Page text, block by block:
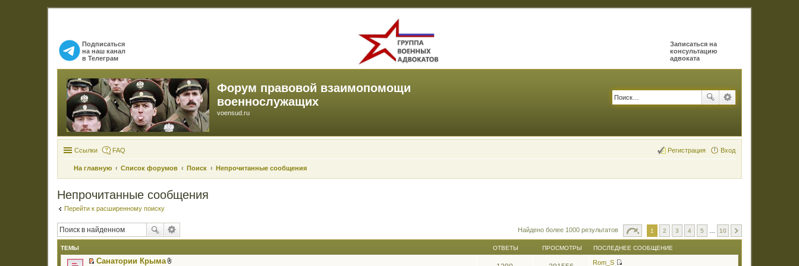
Подписаться
на наш канал
в Телеграм
Записаться на
консультацию
адвоката
Форум правовой взаимопомощи
военнослужащих
voensud.ru
Ссылки FAQ Вход
Регистрация
На главную Список форумов Поиск Непрочитанные сообщения
Непрочитанные сообщения
Перейти к расширенному поиску
Найдено более 1000 результатов 1 2 3 4 5 10
ТЕМЫ ОТВЕТЫ ПРОСМОТРЫ ПОСЛЕДНЕЕ СООБЩЕНИЕ
Санатории Крыма
Rom_S